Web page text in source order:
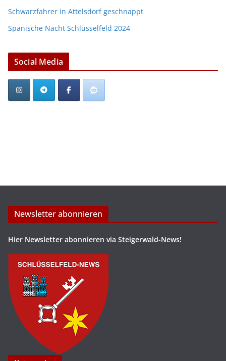
Schwarzfahrer in Attelsdorf geschnappt
Spanische Nacht Schlüsselfeld 2024
Social Media
Newsletter abonnieren
Hier Newsletter abonnieren via Steigerwald-News!